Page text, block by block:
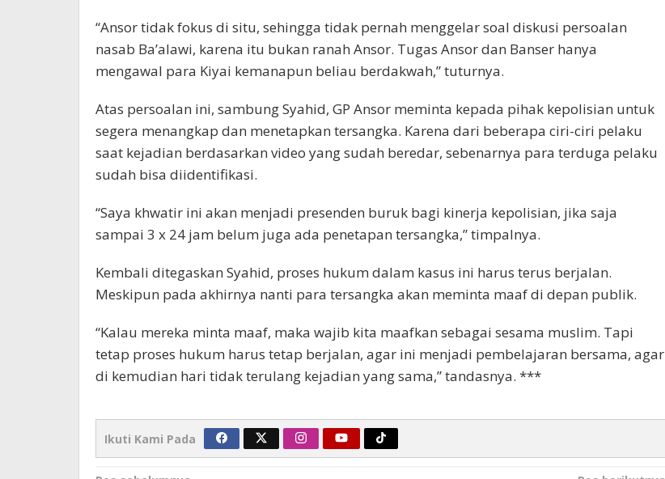
“Ansor tidak fokus di situ, sehingga tidak pernah menggelar soal diskusi persoalan
nasab Ba’alawi, karena itu bukan ranah Ansor. Tugas Ansor dan Banser hanya
mengawal para Kiyai kemanapun beliau berdakwah,” tuturnya.
Atas persoalan ini, sambung Syahid, GP Ansor meminta kepada pihak kepolisian untuk
segera menangkap dan menetapkan tersangka. Karena dari beberapa ciri-ciri pelaku
saat kejadian berdasarkan video yang sudah beredar, sebenarnya para terduga pelaku
sudah bisa diidentifikasi.
“Saya khwatir ini akan menjadi presenden buruk bagi kinerja kepolisian, jika saja
sampai 3 x 24 jam belum juga ada penetapan tersangka,” timpalnya.
Kembali ditegaskan Syahid, proses hukum dalam kasus ini harus terus berjalan.
Meskipun pada akhirnya nanti para tersangka akan meminta maaf di depan publik.
“Kalau mereka minta maaf, maka wajib kita maafkan sebagai sesama muslim. Tapi
tetap proses hukum harus tetap berjalan, agar ini menjadi pembelajaran bersama, agar
di kemudian hari tidak terulang kejadian yang sama,” tandasnya. ***
Ikuti Kami Pada